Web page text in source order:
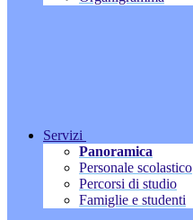
Servizi
Panoramica
Personale scolastico
Percorsi di studio
Famiglie e studenti